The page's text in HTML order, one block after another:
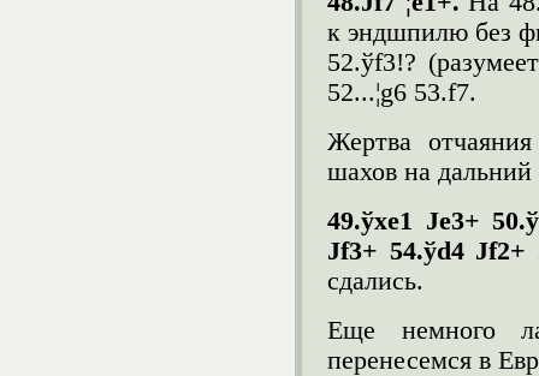
к эндшпилю без
52.ўf3!?
52...¦g6 53.f7.
Жертва
шахов на дальний
49.ўxe1 Јe3+ 50.ў
Јf3+ 54.ўd4 Јf2+
сдались.
Еще немного
перенесемся в